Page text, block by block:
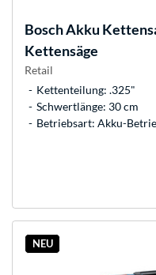
BoschAkku
Kettensäge
Retail
Kettenteilung: .325"
Schwertlänge: 30 cm
Betriebsart: Akku-
NEU